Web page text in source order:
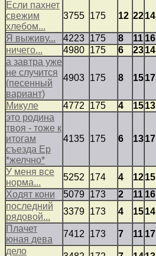
Если пахнет
свежим
хлебом...
3755 175 12 2214
Я выживу... 4223 175 8 11 16
ничего...
4980 175 6 2314
а завтра уже
не случится
(песенный
вариант)
4903 175 8 1517
Микуле 4772 175 4 1513
это родина
твоя - тоже к
итогам
съезда Ер
*желчно*
4135 175 6 1317
У меня все
норма...
5252 174 4 1215
Ходят кони
5079 173 2 11 16
последний
рядовой...
3379 173 4 1514
Плачет
юная дева
7412 173 7 11 17
дело